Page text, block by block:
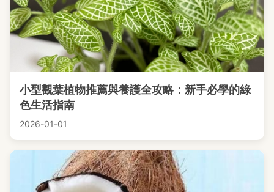
小型觀葉植物推薦與養護全攻略：新手必學的綠
色生活指南
2026-01-01